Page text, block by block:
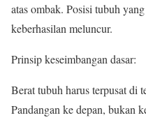
atas ombak. Posisi tubuh
keberhasilan meluncur.
Prinsip keseimbangan dasar:
Berat tubuh harus terpusat di
Pandangan ke depan, bukan